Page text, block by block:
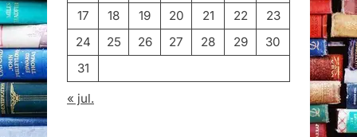
17
18 19 20 21 22
23
24
25 26 27 28 29
30
31
« jul.